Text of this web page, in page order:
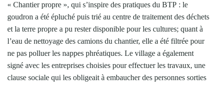
« Chantier propre », qui s’inspire des pratiques du BTP : le
goudron a été épluché puis trié au centre de traitement des déchets
et la terre propre a pu rester disponible pour les cultures; quant à
l’eau de nettoyage des camions du chantier, elle a été filtrée pour
ne pas polluer les nappes phréatiques. Le village a également
signé avec les entreprises choisies pour effectuer les travaux, une
clause sociale qui les obligeait à embaucher des personnes sorties